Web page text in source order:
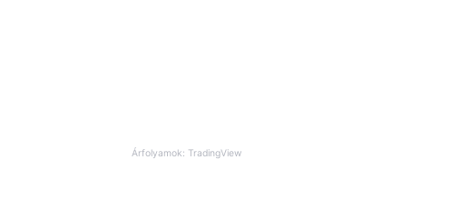
Árfolyamok: TradingView